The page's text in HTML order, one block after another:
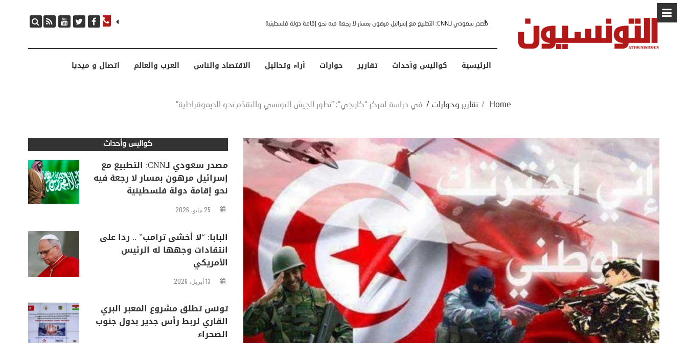
مصدر سعودي لـCNN: التطبيع مع إسرائيل مرهون بمسار لا رجعة فيه نحو إقامة دولة فلسطينية البابا: “لا أخشى ترامب” .. ردا على انتقادات وجهها له الرئيس الأمريكي
الرئيسية كواليس وأحداث تقارير حوارات آراء وتحاليل الاقتصاد والناس العرب والعالم اتصال و ميديا
Home
/ تقارير وحوارات / في دراسة لمركز “كارنجي”: “تطور الجيش التونسي والتقدّم نحو الديموقراطية”
كواليس وأحداث
مصدر سعودي لـCNN: التطبيع مع
إسرائيل مرهون بمسار لا رجعة فيه
نحو إقامة دولة فلسطينية
25 مايو، 2026
البابا: “لا أخشى ترامب” .. ردا على
انتقادات وجهها له الرئيس
الأمريكي
13 أبريل، 2026
تونس تطلق مشروع المعبر البري
القاري لربط رأس جدير بدول جنوب
الصحراء